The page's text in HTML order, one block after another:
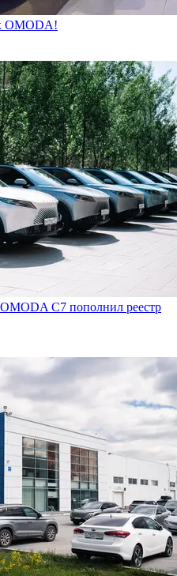
OMODA!
C7 пополнил реестр